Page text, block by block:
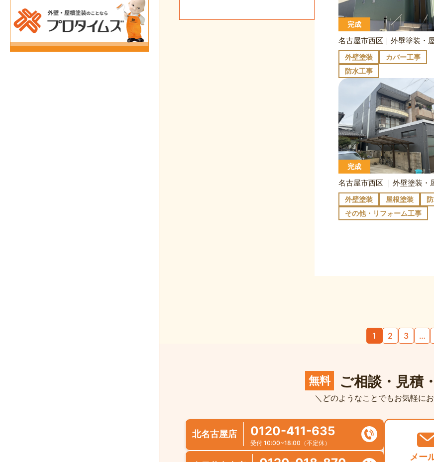
完成
外壁塗装
カバー工事
防水工事
完成
外壁塗装 屋根塗装
その他・リフォーム工事
1 2 3 …
無料 ご相談・見積
＼どのようなことでもお気軽に
北名古屋店 0120-411-635
受付 10:00~18:00（不定休）
メー